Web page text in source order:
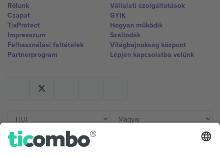
Rólunk
Csapat
TixProtect
Impresszum
Felhasználási feltételek
Partnerprogram
Vállalati szolgáltatások
GYIK
Hogyan működik
Szállodák
Világbajnokság központ
Lépjen kapcsolatba velünk